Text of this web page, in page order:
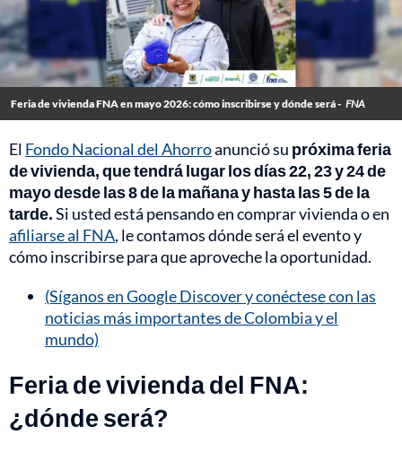
Feria de vivienda FNA en mayo 2026: cómo inscribirse y dónde será - FNA
El Fondo Nacional del Ahorroanunció su próxima feria
de vivienda, que tendrá lugar los días 22, 23 y 24 de
mayo desde las 8 de la mañana y hasta las 5 de la
tarde.Si usted está pensando en comprar vivienda o en
afiliarse al FNA, le contamos dónde será el evento y
cómo inscribirse para que aproveche la oportunidad.
(Síganos en Google Discover y conéctese con las
noticias más importantes de Colombia y el
mundo)
Feria de vivienda del FNA:
¿dónde será?